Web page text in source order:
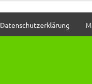
Datenschutzerklärung